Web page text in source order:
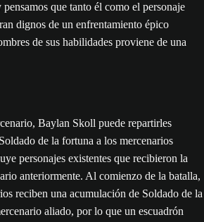
que tanto él como el personaje
dignos de un enfrentamiento épico
de sus habilidades proviene de una
Baylan Skoll puede repartirles
de la fortuna a los mercenarios
personajes existentes que recibieron la
anteriormente. Al comienzo de la batalla,
reciben una acumulación de Soldado de la
aliado, por lo que un escuadrón